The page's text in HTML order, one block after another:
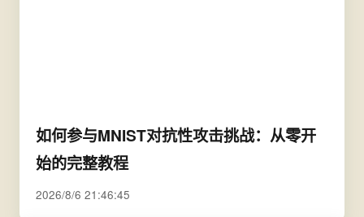
如何参与MNIST对抗性攻击挑战：从零开
始的完整教程
2026/8/6 21:46:45